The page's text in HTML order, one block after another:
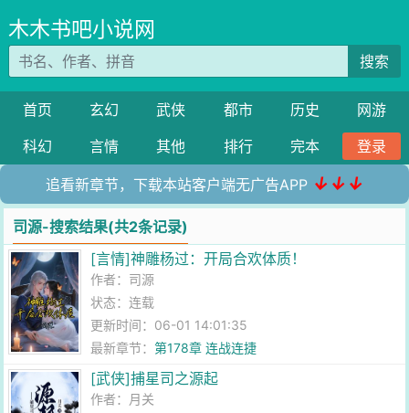
木木书吧小说网
搜索
首页 玄幻 武侠 都市 历史
网游
科幻
言情 其他 排行 完本 登录
追看新章节，下载本站客户端无广告APP ↓↓↓
司源-搜索结果(共2条记录)
[言情]神雕杨过：开局合欢体质！
作者： 司源
状态：连载
更新时间：06-01 14:01:35
最新章节：第178章 连战连捷
[武侠]捕星司之源起
作者： 月关